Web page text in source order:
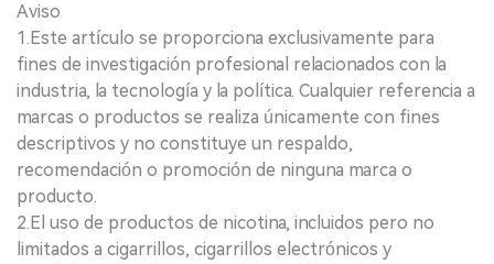
Aviso
1.Este artículo se proporciona exclusivamente para
fines de investigación profesional relacionados con la
industria, la tecnología y la política. Cualquier referencia a
marcas o productos se realiza únicamente con fines
descriptivos y no constituye un respaldo,
recomendación o promoción de ninguna marca o
producto.
2.El uso de productos de nicotina, incluidos pero no
limitados a cigarrillos, cigarrillos electrónicos y